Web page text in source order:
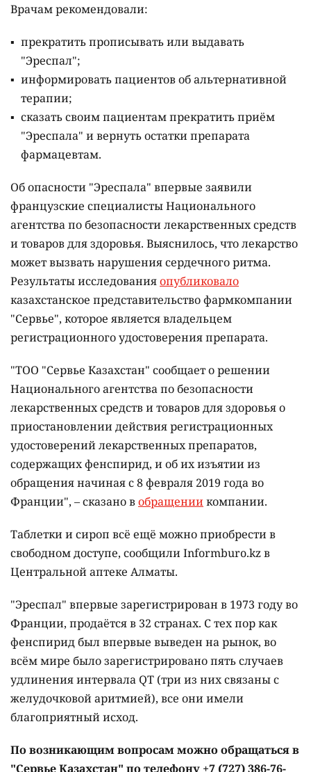
Врачам рекомендовали:
прекратить прописывать или выдавать
"Эреспал";
информировать пациентов об альтернативной
терапии;
сказать своим пациентам прекратить приём
"Эреспала" и вернуть остатки препарата
фармацевтам.
Об опасности "Эреспала" впервые заявили
французские специалисты Национального
агентства по безопасности лекарственных средств
и товаров для здоровья. Выяснилось, что лекарство
может вызвать нарушения сердечного ритма.
Результаты исследованияопубликовало
казахстанское представительство фармкомпании
"Сервье", которое является владельцем
регистрационного удостоверения препарата.
"ТОО "Сервье Казахстан" сообщает о решении
Национального агентства по безопасности
лекарственных средств и товаров для здоровья о
приостановлении действия регистрационных
удостоверений лекарственных препаратов,
содержащих фенспирид, и об их изъятии из
обращения начиная с 8 февраля 2019 года во
Франции", – сказано вобращениикомпании.
Таблетки и сироп всё ещё можно приобрести в
свободном доступе, сообщили Informburo.kz в
Центральной аптеке Алматы.
"Эреспал" впервые зарегистрирован в 1973 году во
Франции, продаётся в 32 странах. С тех пор как
фенспирид был впервые выведен на рынок, во
всём мире было зарегистрировано пять случаев
удлинения интервала QT (три из них связаны с
желудочковой аритмией), все они имели
благоприятный исход.
По возникающим вопросам можно обращаться в
"Сервье Казахстан" по телефону +7 (727) 386-76-